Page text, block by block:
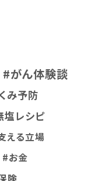
#がん体験談
み予防
塩レシピ
える立場
#お金
険